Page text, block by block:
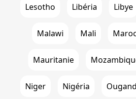
Lesotho Libéria Libye
Malawi Mali Maroc
Mauritanie
Niger Nigéria